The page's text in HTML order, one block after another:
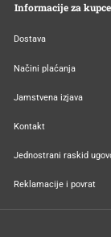
Informacije za kupce
Dostava
Načini plaćanja
Jamstvena izjava
Kontakt
Jednostrani raskid
Reklamacije i povrat